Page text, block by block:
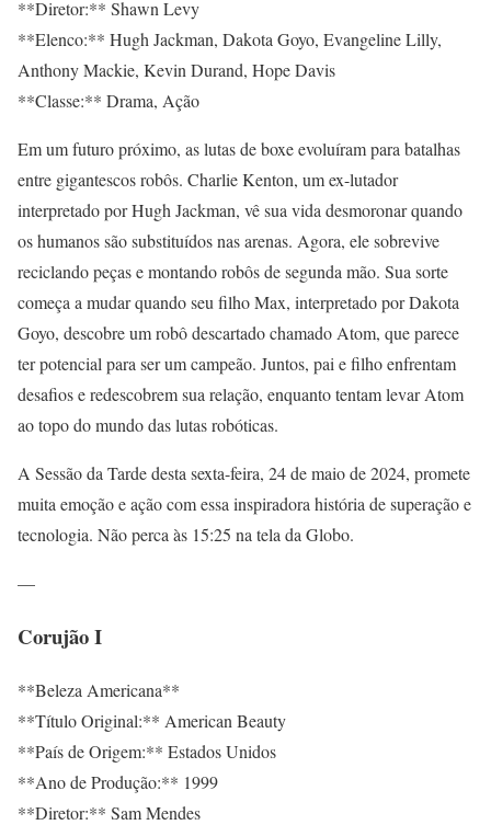
**Diretor:** Shawn Levy
**Elenco:** Hugh Jackman, Dakota Goyo, Evangeline Lilly,
Anthony Mackie, Kevin Durand, Hope Davis
**Classe:** Drama, Ação
Em um futuro próximo, as lutas de boxe evoluíram para batalhas
entre gigantescos robôs. Charlie Kenton, um ex-lutador
interpretado por Hugh Jackman, vê sua vida desmoronar quando
os humanos são substituídos nas arenas. Agora, ele sobrevive
reciclando peças e montando robôs de segunda mão. Sua sorte
começa a mudar quando seu filho Max, interpretado por Dakota
Goyo, descobre um robô descartado chamado Atom, que parece
ter potencial para ser um campeão. Juntos, pai e filho enfrentam
desafios e redescobrem sua relação, enquanto tentam levar Atom
ao topo do mundo das lutas robóticas.
A Sessão da Tarde desta sexta-feira, 24 de maio de 2024, promete
muita emoção e ação com essa inspiradora história de superação e
tecnologia. Não perca às 15:25 na tela da Globo.
—
Corujão I
**Beleza Americana**
**Título Original:** American Beauty
**País de Origem:** Estados Unidos
**Ano de Produção:** 1999
**Diretor:** Sam Mendes